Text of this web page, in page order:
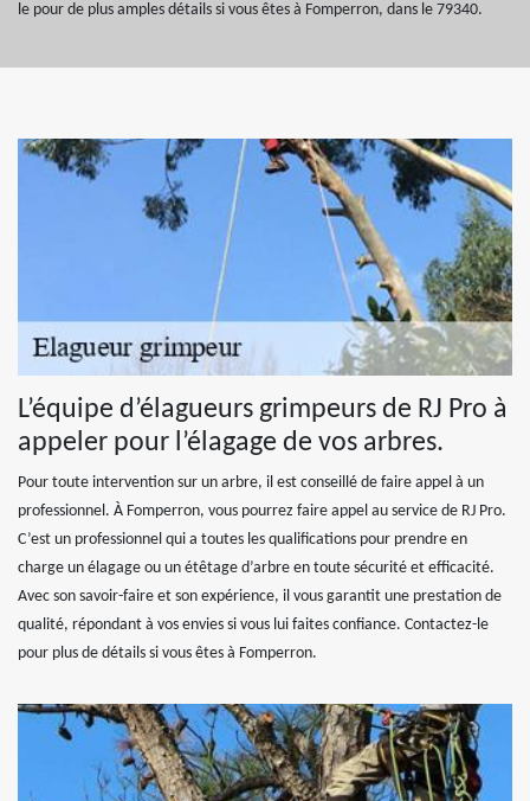
le pour de plus amples détails si vous êtes à Fomperron, dans le 79340.
L’équipe d’élagueurs grimpeurs de RJ Pro à
appeler pour l’élagage de vos arbres.
Pour toute intervention sur un arbre, il est conseillé de faire appel à un
professionnel. À Fomperron, vous pourrez faire appel au service de RJ Pro.
C’est un professionnel qui a toutes les qualifications pour prendre en
charge un élagage ou un étêtage d’arbre en toute sécurité et efficacité.
Avec son savoir-faire et son expérience, il vous garantit une prestation de
qualité, répondant à vos envies si vous lui faites confiance. Contactez-le
pour plus de détails si vous êtes à Fomperron.